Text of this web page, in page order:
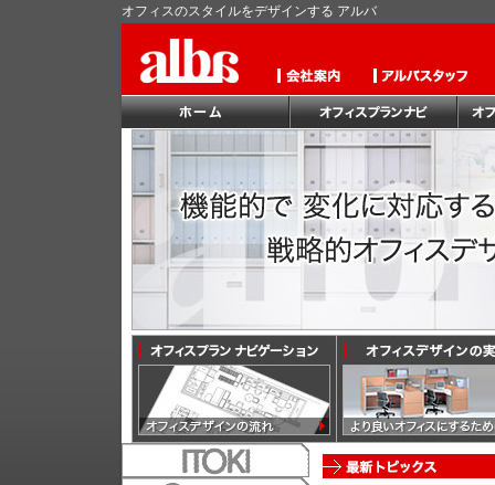
オフィスのスタイルをデザインする アルバ